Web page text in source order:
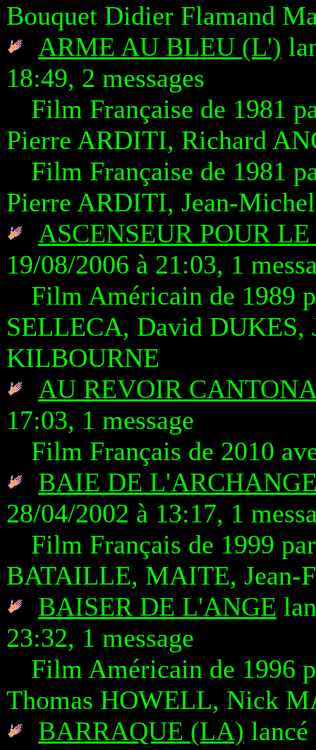
Bouquet Didier Flamand
ARME AU BLEU (L')
18:49, 2 messages
Film Française de 1981
Pierre ARDITI, Richard
Film Française de 1981
Pierre ARDITI, Jean-
ASCENSEUR POUR LE
19/08/2006 à 21:03, 1
Film Américain de 1989
SELLECA, David DUKES,
KILBOURNE
AU REVOIR CANTONA
17:03, 1 message
Film Français de 2010
BAIE DE
28/04/2002 à 13:17, 1
Film Français de 1999
BATAILLE, MAITE, Jean-
BAISER DE L'ANGE
23:32, 1 message
Film Américain de 1996
Thomas HOWELL, Nick
BARRAQUE (LA) lancé